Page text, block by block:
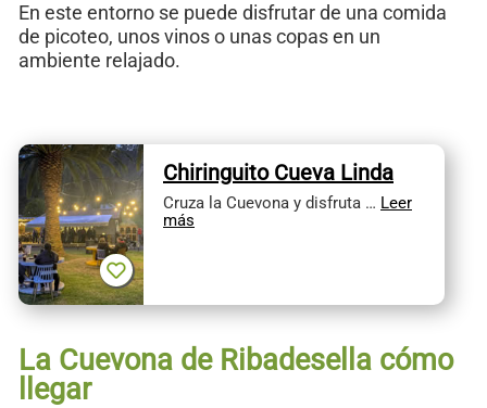
En este entorno se puede disfrutar de una comida
de picoteo, unos vinos o unas copas en un
ambiente relajado.
Chiringuito Cueva Linda
Cruza la Cuevona y disfruta … Leer
más
La Cuevona de Ribadesella cómo
llegar